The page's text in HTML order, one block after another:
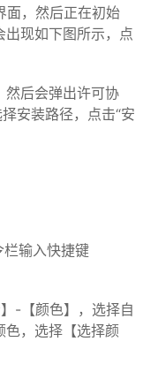
面，然后正在初始
出现如下图所示，点
然后会弹出许可协
安装路径，点击“安
输入快捷键
-【颜色】，选择自
色，选择【选择颜